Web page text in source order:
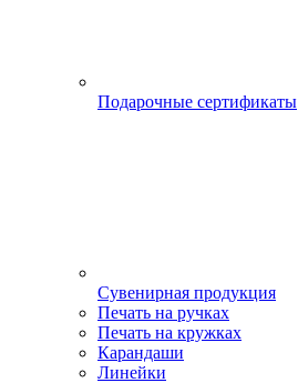
Подарочные сертификаты
Сувенирная продукция
Печать на ручках
Печать на кружках
Карандаши
Линейки